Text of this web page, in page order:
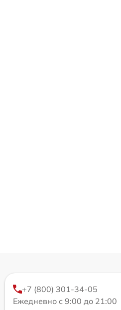
+7 (800) 301-34-05
Ежедневно с 9:00 до 21:00